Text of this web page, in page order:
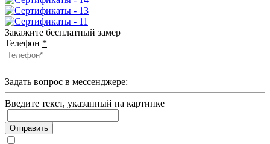
Закажите бесплатный замер
Телефон *
Задать вопрос в мессенджере:
Введите текcт, указанный на картинке
Отправить